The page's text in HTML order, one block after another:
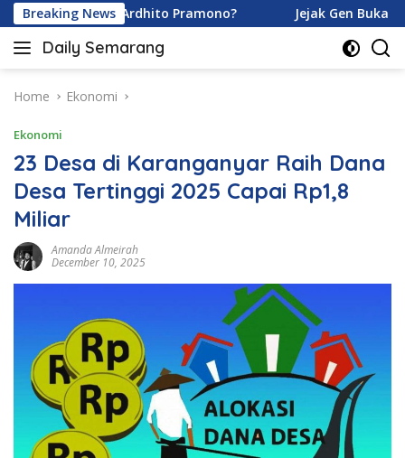
Skip
to
content
Breaking News
dan Ardhito Pramono? Jejak Gen Buka Rahasia
Daily Semarang
"Semarang
Ini:
Terkini
untuk
Anda"
Home Ekonomi
Ekonomi
23 Desa di Karanganyar Raih Dana
Desa Tertinggi 2025 Capai Rp1,8
Miliar
Amanda Almeirah
December 10, 2025